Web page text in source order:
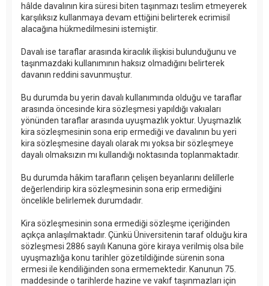
hâlde davalının kira süresi biten taşınmazı teslim etmeyerek
karşılıksız kullanmaya devam ettiğini belirterek ecrimisil
alacağına hükmedilmesini istemiştir.
Davalı ise taraflar arasında kiracılık ilişkisi bulunduğunu ve
taşınmazdaki kullanımının haksız olmadığını belirterek
davanın reddini savunmuştur.
Bu durumda bu yerin davalı kullanımında olduğu ve taraflar
arasında öncesinde kira sözleşmesi yapıldığı vakıaları
yönünden taraflar arasında uyuşmazlık yoktur. Uyuşmazlık
kira sözleşmesinin sona erip ermediği ve davalının bu yeri
kira sözleşmesine dayalı olarak mı yoksa bir sözleşmeye
dayalı olmaksızın mı kullandığı noktasında toplanmaktadır.
Bu durumda hâkim tarafların çelişen beyanlarını delillerle
değerlendirip kira sözleşmesinin sona erip ermediğini
öncelikle belirlemek durumdadır.
Kira sözleşmesinin sona ermediği sözleşme içeriğinden
açıkça anlaşılmaktadır. Çünkü Üniversitenin taraf olduğu kira
sözleşmesi 2886 sayılı Kanuna göre kiraya verilmiş olsa bile
uyuşmazlığa konu tarihler gözetildiğinde sürenin sona
ermesi ile kendiliğinden sona ermemektedir. Kanunun 75.
maddesinde o tarihlerde hazine ve vakıf taşınmazları için